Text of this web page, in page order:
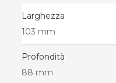
Larghezza
103 mm
Profondità
88 mm